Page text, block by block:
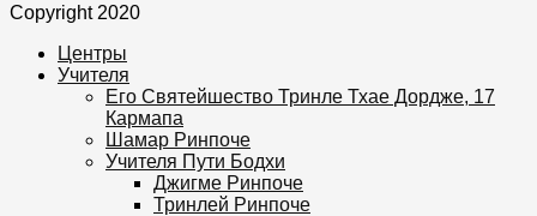
Copyright 2020
Центры
Учителя
Его Святейшество Тринле Тхае Дордже, 17
Кармапа
Шамар Ринпоче
Учителя Пути Бодхи
Джигме Ринпоче
Тринлей Ринпоче